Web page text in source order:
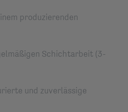
produzierenden
Schichtarbeit (3-
und zuverlässige